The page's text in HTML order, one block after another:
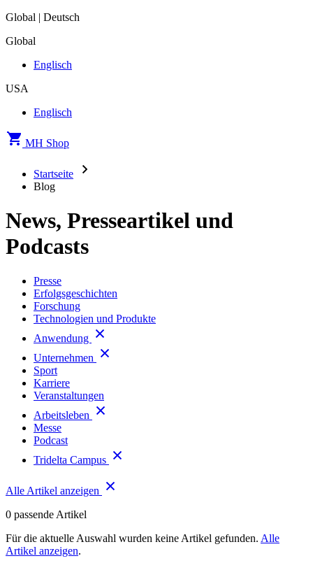
Global | Deutsch
Global
Englisch
USA
Englisch
MH Shop
Startseite
Blog
News, Presseartikel und
Podcasts
Presse
Erfolgsgeschichten
Forschung
Technologien und Produkte
Anwendung
Unternehmen
Sport
Karriere
Veranstaltungen
Arbeitsleben
Messe
Podcast
Tridelta Campus
Alle Artikel anzeigen
0 passende Artikel
Für die aktuelle Auswahl wurden keine Artikel gefunden. Alle
Artikel anzeigen.